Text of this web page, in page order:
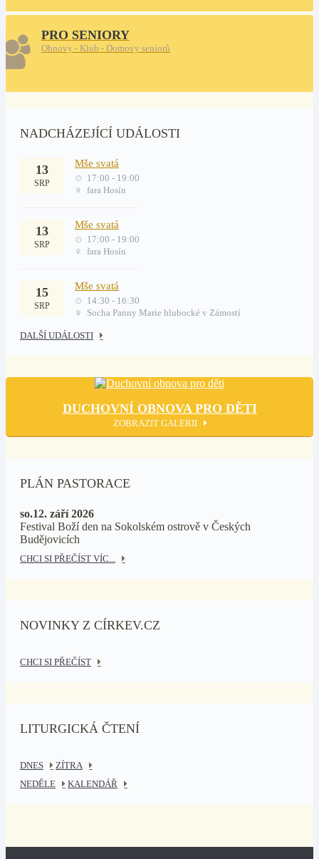
PRO SENIORY
Obnovy - Klub - Domovy seniorů
NADCHÁZEJÍCÍ UDÁLOSTI
13
SRP
Mše svatá
17:00 - 19:00
fara Hosín
13
SRP
Mše svatá
17:00 - 19:00
fara Hosín
15
SRP
Mše svatá
14:30 - 16:30
Socha Panny Marie hlubocké v Zámostí
DALŠÍ UDÁLOSTI
DUCHOVNÍ OBNOVA PRO DĚTI
ZOBRAZIT GALERII
PLÁN PASTORACE
so.12. září 2026
Festival Boží den na Sokolském ostrově v Českých
Budějovicích
CHCI SI PŘEČÍST VÍC...
NOVINKY Z CÍRKEV.CZ
CHCI SI PŘEČÍST
LITURGICKÁ ČTENÍ
DNES
ZÍTRA
NEDĚLE
KALENDÁŘ